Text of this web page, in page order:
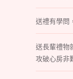
送禮有學問
送長輩禮物
攻破心房非